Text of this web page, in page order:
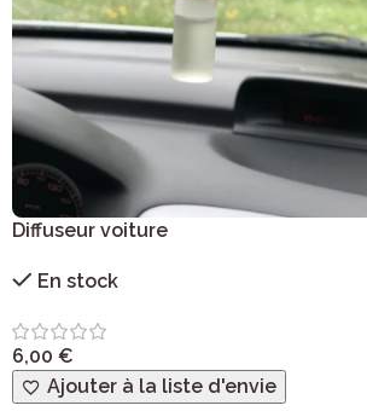
Diffuseur voiture
En stock
6,00 €
Ajouter à la liste d'envie